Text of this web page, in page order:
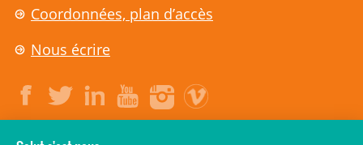
Coordonnées, plan d’accès
Nous écrire